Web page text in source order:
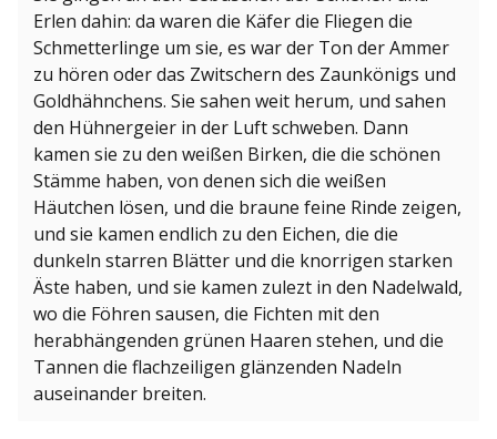
Erlen dahin: da waren die Käfer die Fliegen die
Schmetterlinge um sie, es war der Ton der Ammer
zu hören oder das Zwitschern des Zaunkönigs und
Goldhähnchens. Sie sahen weit herum, und sahen
den Hühnergeier in der Luft schweben. Dann
kamen sie zu den weißen Birken, die die schönen
Stämme haben, von denen sich die weißen
Häutchen lösen, und die braune feine Rinde zeigen,
und sie kamen endlich zu den Eichen, die die
dunkeln starren Blätter und die knorrigen starken
Äste haben, und sie kamen zulezt in den Nadelwald,
wo die Föhren sausen, die Fichten mit den
herabhängenden grünen Haaren stehen, und die
Tannen die flachzeiligen glänzenden Nadeln
auseinander breiten.